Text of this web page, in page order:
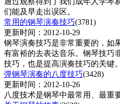
们能及早走出误区。
常用的钢琴演奏技巧(3781)
更新时间：2012-10-29
钢琴演奏技巧是非常重要的，如
有富裕的去表达音乐。钢琴技巧
技巧，也是提高演奏技巧的关键。
弹钢琴演奏的八度技巧(3428)
更新时间：2012-10-26
八度技术是钢琴中最常用、最重